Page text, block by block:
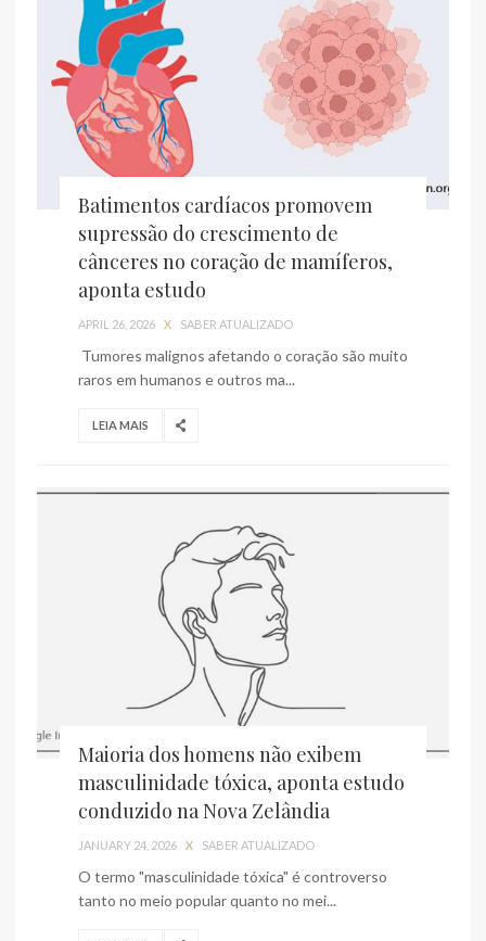
Batimentos cardíacos promovem
supressão do crescimento de
cânceres no coração de mamíferos,
aponta estudo
APRIL 26, 2026 X SABER ATUALIZADO
Tumores malignos afetando o coração são muito
raros em humanos e outros ma...
LEIA MAIS
Maioria dos homens não exibem
masculinidade tóxica, aponta estudo
conduzido na Nova Zelândia
JANUARY 24, 2026 X SABER ATUALIZADO
O termo "masculinidade tóxica" é controverso
tanto no meio popular quanto no mei...